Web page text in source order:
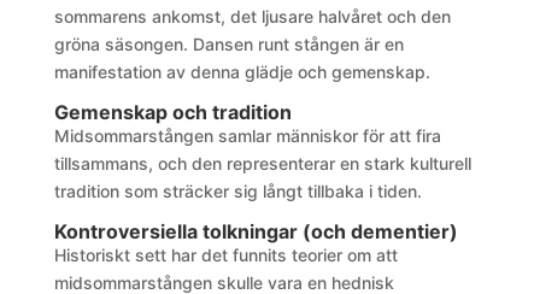
sommarens ankomst, det ljusare halvåret och den
gröna säsongen. Dansen runt stången är en
manifestation av denna glädje och gemenskap.
Gemenskap och tradition
Midsommarstången samlar människor för att fira
tillsammans, och den representerar en stark kulturell
tradition som sträcker sig långt tillbaka i tiden.
Kontroversiella tolkningar (och dementier)
Historiskt sett har det funnits teorier om att
midsommarstången skulle vara en hednisk